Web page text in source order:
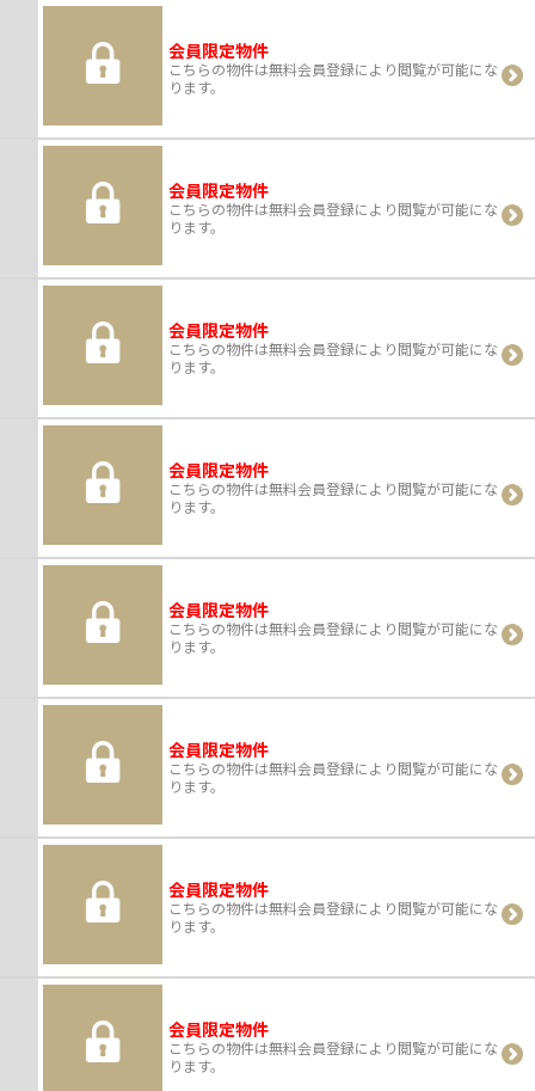
会員限定物件
こちらの物件は無料会員登録により閲覧が可能にな
ります。
会員限定物件
こちらの物件は無料会員登録により閲覧が可能にな
ります。
会員限定物件
こちらの物件は無料会員登録により閲覧が可能にな
ります。
会員限定物件
こちらの物件は無料会員登録により閲覧が可能にな
ります。
会員限定物件
こちらの物件は無料会員登録により閲覧が可能にな
ります。
会員限定物件
こちらの物件は無料会員登録により閲覧が可能にな
ります。
会員限定物件
こちらの物件は無料会員登録により閲覧が可能にな
ります。
会員限定物件
こちらの物件は無料会員登録により閲覧が可能にな
ります。